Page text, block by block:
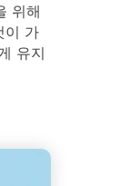
위해
이 가
유지